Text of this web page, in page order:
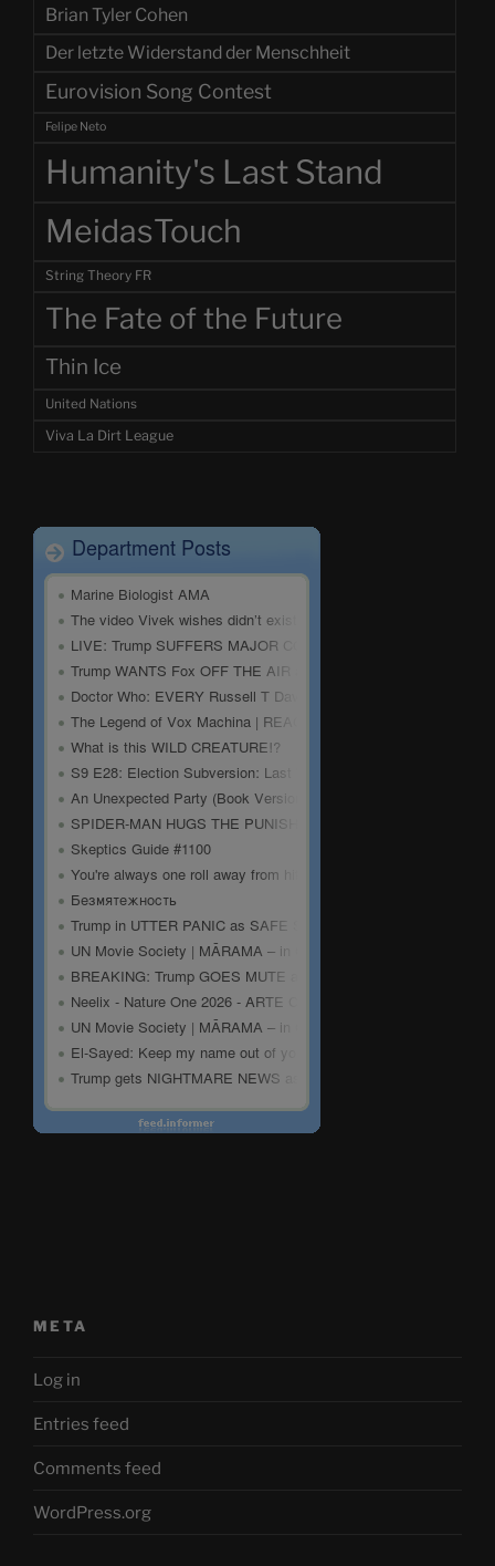
Brian Tyler Cohen
Der letzte Widerstand der Menschheit
Eurovision Song Contest
Felipe Neto
Humanity's Last Stand
MeidasTouch
String Theory FR
The Fate of the Future
Thin Ice
United Nations
Viva La Dirt League
META
Log in
Entries feed
Comments feed
WordPress.org